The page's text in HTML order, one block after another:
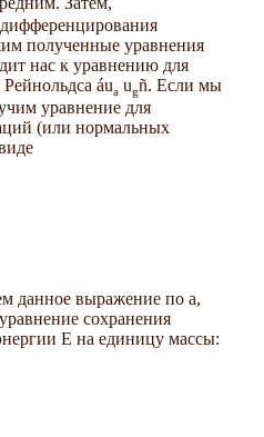
полученные уравнения
нас к уравнению для
áua ugñ. Если мы
уравнение для
(или нормальных
данное выражение по a,
сохранения
E на единицу массы: